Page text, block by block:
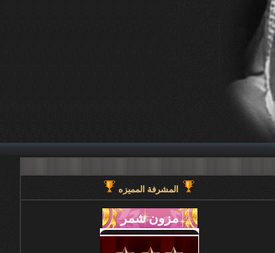
المشرفة المميزه